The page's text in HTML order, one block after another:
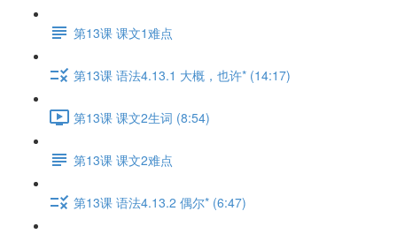
第13课 课文1难点
第13课 语法4.13.1 大概，也许* (14:17)
第13课 课文2生词 (8:54)
第13课 课文2难点
第13课 语法4.13.2 偶尔* (6:47)